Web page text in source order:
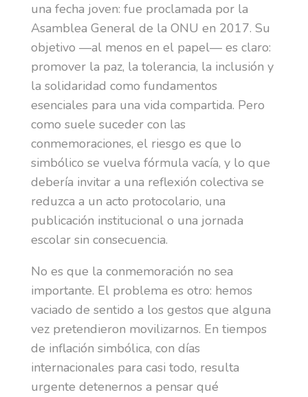
una fecha joven: fue proclamada por la
Asamblea General de la ONU en 2017. Su
objetivo —al menos en el papel— es claro:
promover la paz, la tolerancia, la inclusión y
la solidaridad como fundamentos
esenciales para una vida compartida. Pero
como suele suceder con las
conmemoraciones, el riesgo es que lo
simbólico se vuelva fórmula vacía, y lo que
debería invitar a una reflexión colectiva se
reduzca a un acto protocolario, una
publicación institucional o una jornada
escolar sin consecuencia.
No es que la conmemoración no sea
importante. El problema es otro: hemos
vaciado de sentido a los gestos que alguna
vez pretendieron movilizarnos. En tiempos
de inflación simbólica, con días
internacionales para casi todo, resulta
urgente detenernos a pensar qué